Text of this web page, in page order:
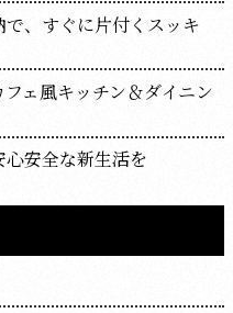
、すぐに片付くスッキ
ェ風キッチン＆ダイニン
安全な新生活を